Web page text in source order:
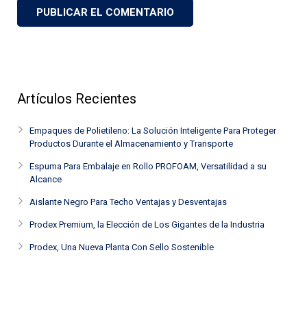
Artículos Recientes
Empaques de Polietileno: La Solución Inteligente Para Proteger
Productos Durante el Almacenamiento y Transporte
Espuma Para Embalaje en Rollo PROFOAM, Versatilidad a su
Alcance
Aislante Negro Para Techo Ventajas y Desventajas
Prodex Premium, la Elección de Los Gigantes de la Industria
Prodex, Una Nueva Planta Con Sello Sostenible